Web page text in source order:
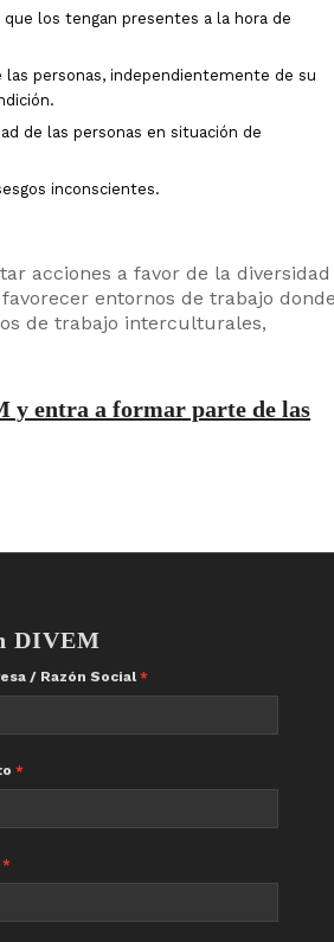
los tengan presentes a la hora de
personas, independientemente de su
de las personas en situación de
inconscientes.
acciones a favor de la diversidad
entornos de trabajo
de trabajo interculturales,
y entra a formar parte de las
DIVEM
/ Razón Social